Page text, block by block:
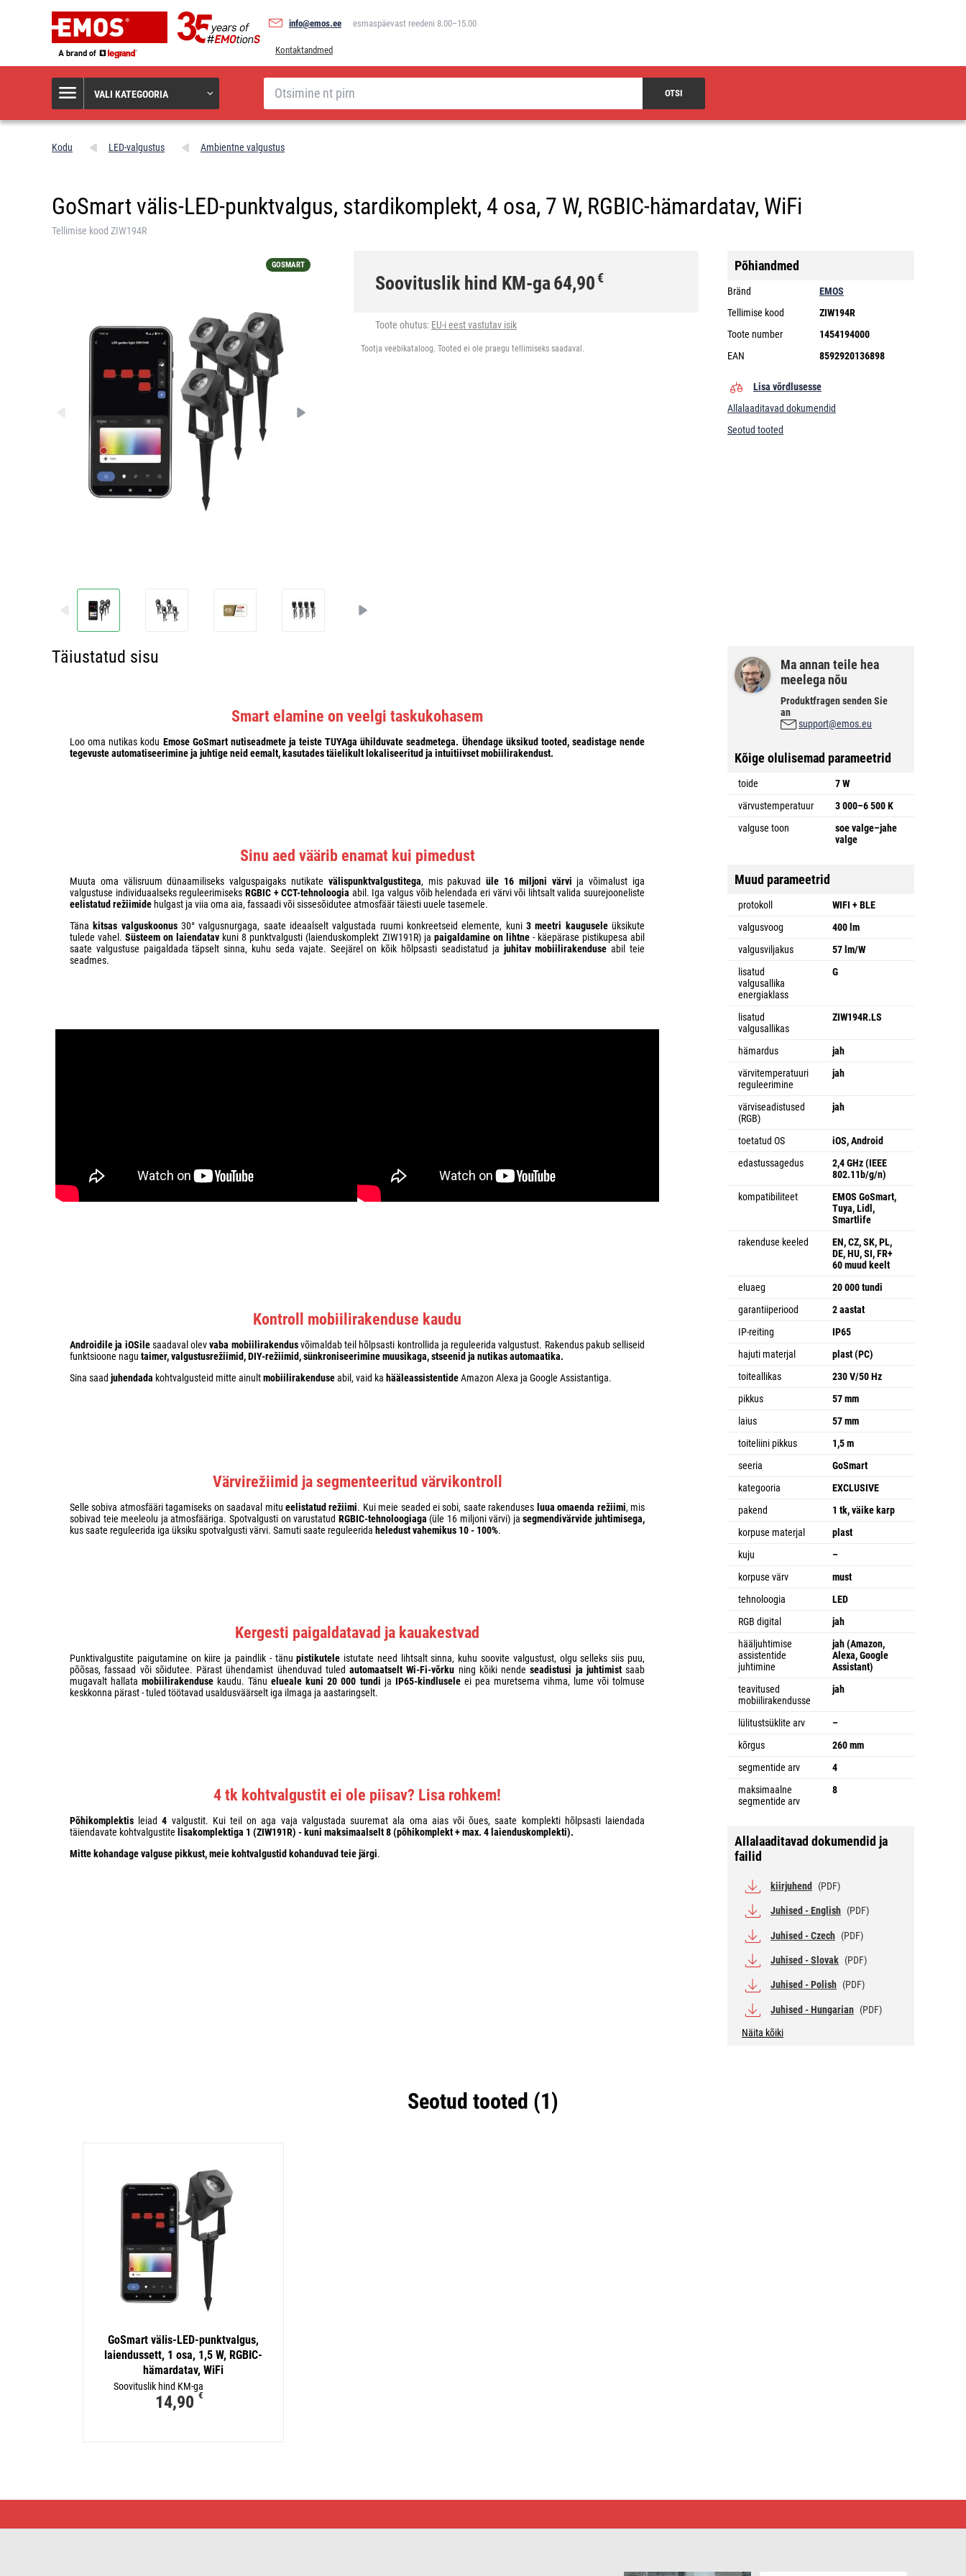
info@emos.ee esmaspäevast reedeni 8.00–15.00
Kontaktandmed
VALI KATEGOORIA
Otsi
OTSI
Kodu LED-valgustus Ambientne valgustus
GoSmart välis-LED-punktvalgus, stardikomplekt, 4 osa, 7 W, RGBIC-hämardatav, WiFi
Tellimise kood ZIW194R
GOSMART
Soovituslik hind KM-ga64,90€
Toote ohutus: EU-i eest vastutav isik
Tootja veebikataloog. Tooted ei ole praegu tellimiseks saadaval.
Põhiandmed
Bränd
EMOS
Tellimise kood
ZIW194R
Toote number
1454194000
EAN
8592920136898
Lisa võrdlusesse
Allalaaditavad dokumendid
Seotud tooted
Täiustatud sisu
Smart elamine on veelgi taskukohasem
Loo oma nutikas kodu Emose GoSmart nutiseadmete ja teiste TUYAga ühilduvate seadmetega. Ühendage üksikud tooted, seadistagenende
tegevuste automatiseerimine ja juhtigeneid eemalt, kasutades täielikult lokaliseeritud ja intuitiivsetmobiilirakendust.
Sinu aed väärib enamat kui pimedust
Muuta oma välisruum dünaamiliseks valguspaigaks nutikate välispunktvalgustitega, mis pakuvadüle 16 miljoni värvi ja võimalust iga
valgustuse individuaalseks reguleerimiseks RGBIC + CCT-tehnoloogia abil. Iga valgus võib helendada eri värvi või lihtsalt valida suurejooneliste
eelistatud režiimide hulgast ja viia oma aia, fassaadi või sissesõidutee atmosfäär täiesti uuele tasemele.
Täna kitsas valguskoonus30° valgusnurgaga, saate ideaalselt valgustada ruumi konkreetseid elemente, kuni3 meetri kauguseleüksikute
tulede vahel.Süsteem on laiendatav kuni 8 punktvalgusti (laienduskomplekt ZIW191R) ja paigaldamine on lihtne- käepärase pistikupesa abil
saate valgustuse paigaldada täpselt sinna, kuhu seda vajate. Seejärel on kõik hõlpsasti seadistatud ja juhitav mobiilirakenduse abil teie
seadmes.
Kontroll mobiilirakenduse kaudu
Androidile ja iOSilesaadaval olevvaba mobiilirakendusvõimaldab teil hõlpsasti kontrollida ja reguleerida valgustust. Rakendus pakub selliseid
funktsioone nagu taimer, valgustusrežiimid, DIY-režiimid, sünkroniseerimine muusikaga, stseenid ja nutikas automaatika.
Sina saad juhendada kohtvalgusteid mitte ainultmobiilirakenduseabil, vaid ka hääleassistentideAmazon Alexa ja Google Assistantiga.
Värvirežiimid ja segmenteeritud värvikontroll
Selle sobiva atmosfääri tagamiseks on saadaval mitu eelistatud režiimi. Kui meie seaded ei sobi, saate rakenduses luua omaenda režiimi, mis
sobivad teie meeleolu ja atmosfääriga. Spotvalgusti on varustatud RGBIC-tehnoloogiaga (üle 16 miljoni värvi) jasegmendivärvide juhtimisega,
kus saate reguleerida iga üksiku spotvalgusti värvi. Samuti saate reguleerida heledust vahemikus 10 - 100%.
Kergesti paigaldatavad ja kauakestvad
Punktivalgustite paigutamine on kiire ja paindlik - tänupistikutele istutate need lihtsalt sinna, kuhu soovite valgustust, olgu selleks siis puu,
põõsas, fassaad või sõidutee. Pärast ühendamist ühenduvad tuled automaatselt Wi-Fi-võrku ning kõiki nendeseadistusi ja juhtimistsaab
mugavalt hallatamobiilirakenduse kaudu. Tänuelueale kuni 20 000 tundi ja IP65-kindluseleei pea muretsema vihma, lume või tolmuse
keskkonna pärast - tuled töötavad usaldusväärselt iga ilmaga ja aastaringselt.
4 tk kohtvalgustit ei ole piisav? Lisa rohkem!
Põhikomplektis leiad4 valgustit. Kui teil on aga vaja valgustada suuremat ala oma aias või õues, saate komplekti hõlpsasti laiendada
täiendavate kohtvalgustite lisakomplektiga 1 (ZIW191R) - kuni maksimaalselt 8 (põhikomplekt + max. 4 laienduskomplekti).
Mitte kohandage valguse pikkust, meie kohtvalgustid kohanduvad teie järgi.
Ma annan teile hea
meelega nõu
Produktfragen senden Sie
an
support@emos.eu
Kõige olulisemad parameetrid
toide
7 W
värvustemperatuur
3 000–6 500 K
valguse toon
soe valge–jahe
valge
Muud parameetrid
protokoll
WIFI + BLE
valgusvoog
400 lm
valgusviljakus
57 lm/W
lisatud
valgusallika
energiaklass
G
lisatud
valgusallikas
ZIW194R.LS
hämardus
jah
värvitemperatuuri
reguleerimine
jah
värviseadistused
(RGB)
jah
toetatud OS
iOS, Android
edastussagedus
2,4 GHz (IEEE
802.11b/g/n)
kompatibiliteet
EMOS GoSmart,
Tuya, Lidl,
Smartlife
rakenduse keeled
EN, CZ, SK, PL,
DE, HU, SI, FR+
60 muud keelt
eluaeg
20 000 tundi
garantiiperiood
2 aastat
IP-reiting
IP65
hajuti materjal
plast (PC)
toiteallikas
230 V/50 Hz
pikkus
57 mm
laius
57 mm
toiteliini pikkus
1,5 m
seeria
GoSmart
kategooria
EXCLUSIVE
pakend
1 tk, väike karp
korpuse materjal
plast
kuju
–
korpuse värv
must
tehnoloogia
LED
RGB digital
jah
hääljuhtimise
assistentide
juhtimine
jah (Amazon,
Alexa, Google
Assistant)
teavitused
mobiilirakendusse
jah
lülitustsüklite arv
–
kõrgus
260 mm
segmentide arv
4
maksimaalne
segmentide arv
8
Allalaaditavad dokumendid ja
failid
kiirjuhend (PDF)
Juhised - English (PDF)
Juhised - Czech (PDF)
Juhised - Slovak (PDF)
Juhised - Polish (PDF)
Juhised - Hungarian (PDF)
Näita kõiki
Seotud tooted (1)
GoSmart välis-LED-punktvalgus,
laiendussett, 1 osa, 1,5 W, RGBIC-
hämardatav, WiFi
Soovituslik hind KM-ga
14,90 €
LED-